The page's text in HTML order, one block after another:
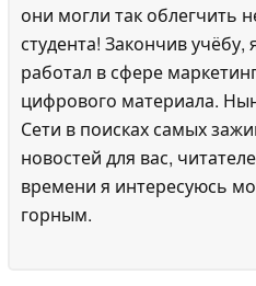
они могли так облегчить
студента! Закончив учёбу,
работал в сфере
цифрового материала.
Сети в поисках самых
новостей для вас,
времени я интересуюсь
горным.